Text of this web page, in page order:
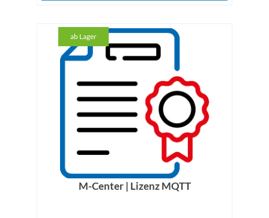
ab Lager
M-Center | Lizenz MQTT